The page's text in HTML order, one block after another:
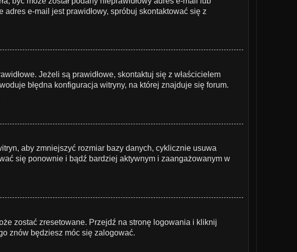
e-mail jest prawidłowy, spróbuj skontaktować się z
Jeżeli są prawidłowe, skontaktuj się z właścicielem
błędna konfiguracja witryny, na której znajduje się forum.
aby zmniejszyć rozmiar bazy danych, cyklicznie usuwa
się ponownie i bądź bardziej aktywnym i zaangażowanym w
zostać zresetowane. Przejdź na stronę logowania i kliknij
znów będziesz móc się zalogować.